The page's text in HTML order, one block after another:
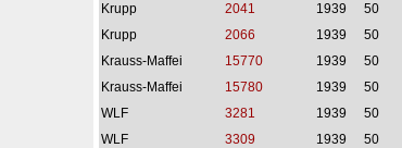
Krupp
2041 1939 50
Krupp
2066 1939 50
Krauss-Maffei
15770 1939 50
Krauss-Maffei
15780 1939 50
WLF
3281 1939 50
WLF
3309 1939 50